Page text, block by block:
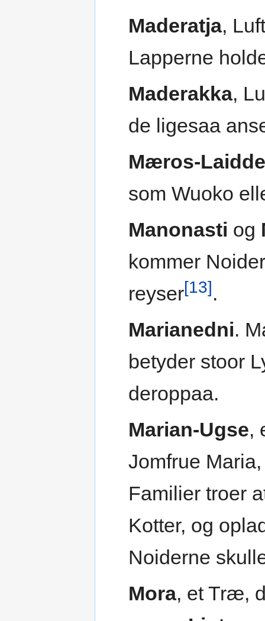
Maderatja,
Lapperne
Maderakka,
de ligesaa
Mæros-Laidde
som Wuoko
Manonasti og
kommer
reyser[13].
Marianedni.
betyder stoor
deroppaa.
Marian-Ugse,
Jomfrue
Familier troer
Kotter, og
Noiderne
Mora, et Træ,